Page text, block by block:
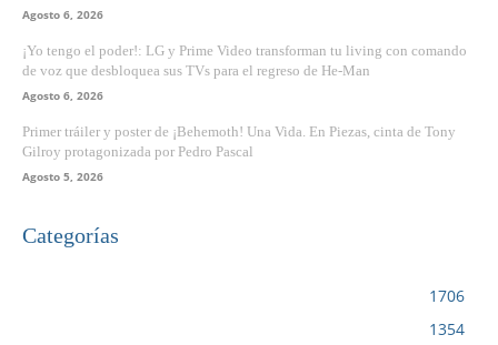
Agosto 6, 2026
¡Yo tengo el poder!: LG y Prime Video transforman tu living con comando
de voz que desbloquea sus TVs para el regreso de He-Man
Agosto 6, 2026
Primer tráiler y poster de ¡Behemoth! Una Vida. En Piezas, cinta de Tony
Gilroy protagonizada por Pedro Pascal
Agosto 5, 2026
Categorías
1706
1354